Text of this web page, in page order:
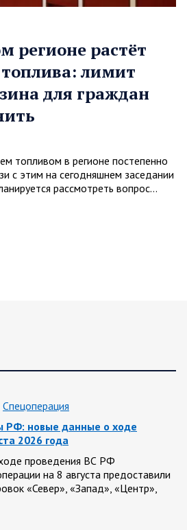
регионе растёт
лимит
для граждан
топливом в регионе постепенно
с этим на сегодняшнем заседании
рассмотреть вопрос…
Спецоперация
РФ: новые данные о ходе
2026 года
проведения ВС РФ
на 8 августа предоставили
«Север», «Запад», «Центр»,